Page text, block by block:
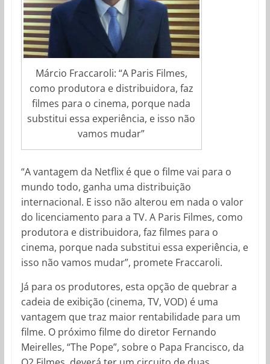
Márcio Fraccaroli: “A Paris Filmes,
como produtora e distribuidora, faz
filmes para o cinema, porque nada
substitui essa experiência, e isso não
vamos mudar”
“A vantagem da Netflix é que o filme vai para o
mundo todo, ganha uma distribuição
internacional. E isso não alterou em nada o valor
do licenciamento para a TV. A Paris Filmes, como
produtora e distribuidora, faz filmes para o
cinema, porque nada substitui essa experiência, e
isso não vamos mudar”, promete Fraccaroli.
Já para os produtores, esta opção de quebrar a
cadeia de exibição (cinema, TV, VOD) é uma
vantagem que traz maior rentabilidade para um
filme. O próximo filme do diretor Fernando
Meirelles, “The Pope”, sobre o Papa Francisco, da